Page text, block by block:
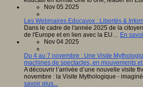
Nov 05 2025
Les Webinaires Educavox : Libertés &
Dans le cadre de l'année 2025 de la
de l'Europe et en lien avec la EU… En
Nov 04 2025
Du 4 au 7 novembre : Une Visite
machines de spectacles, en mouvements et
A découvrir l’arrivée d’une nouvelle visite
novembre : la Visite Mythologique -
savoir plus...